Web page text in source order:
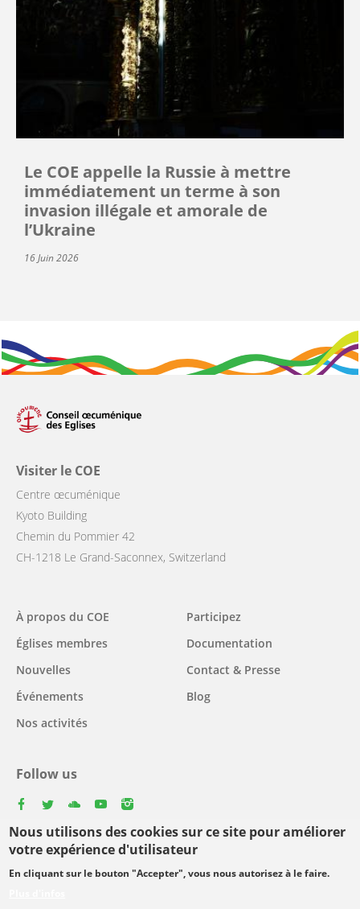
Nous utilisons des cookies sur ce site pour améliorer
votre expérience d'utilisateur
En cliquant sur le bouton "Accepter", vous nous autorisez à le faire.
Le COE appelle la Russie à mettre
immédiatement un terme à son
invasion illégale et amorale de
l’Ukraine
16 Juin 2026
Visiter le COE
Centre œcuménique
Kyoto Building
Chemin du Pommier 42
CH-1218 Le Grand-Saconnex, Switzerland
Main
navigation
À propos du COE
Églises membres
Nouvelles
Événements
Nos activités
Participez
Documentation
Contact & Presse
Blog
Follow us
Select
your
Footer